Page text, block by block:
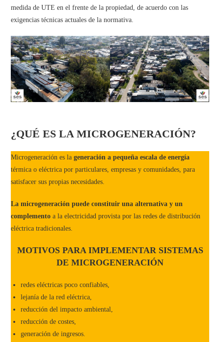
medida de UTE en el frente de la propiedad, de acuerdo con las
exigencias técnicas actuales de la normativa.
¿QUÉ ES LA MICROGENERACIÓN?
Microgeneración es lageneración a pequeña escala de energía
térmica o eléctrica por particulares, empresas y comunidades, para
satisfacer sus propias necesidades.
La microgeneración puede constituir una alternativa y un
complemento a la electricidad provista por las redes de distribución
eléctrica tradicionales.
MOTIVOS PARA IMPLEMENTAR SISTEMAS
DE MICROGENERACIÓN
redes eléctricas poco confiables,
lejanía de la red eléctrica,
reducción del impacto ambiental,
reducción de costes,
generación de ingresos.